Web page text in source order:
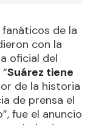
de la
con la
oficial del
Suárez tiene
de la historia
de prensa el
fue el anuncio